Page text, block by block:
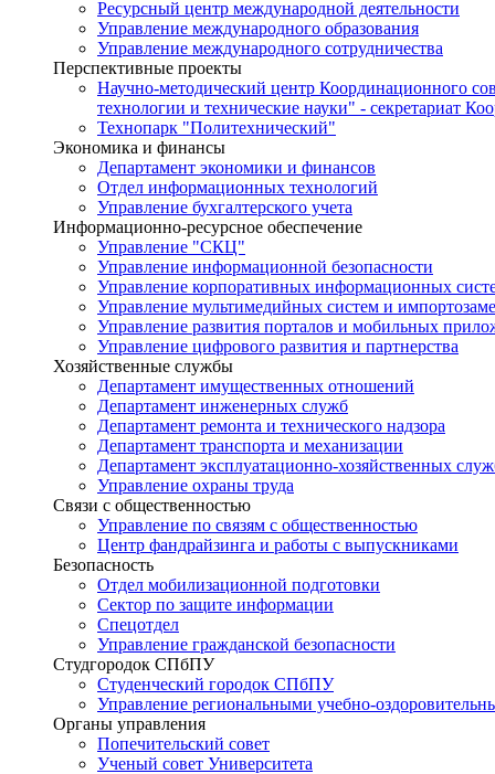
Ресурсный центр международной деятельности
Управление международного образования
Управление международного сотрудничества
Перспективные проекты
Научно-методический центр Координационного
технологии и технические науки" - секретариат
Технопарк "Политехнический"
Экономика и финансы
Департамент экономики и финансов
Отдел информационных технологий
Управление бухгалтерского учета
Информационно-ресурсное обеспечение
Управление "СКЦ"
Управление информационной безопасности
Управление корпоративных информационных
Управление мультимедийных систем и
Управление развития порталов и мобильных
Управление цифрового развития и партнерства
Хозяйственные службы
Департамент имущественных отношений
Департамент инженерных служб
Департамент ремонта и технического надзора
Департамент транспорта и механизации
Департамент эксплуатационно-хозяйственных
Управление охраны труда
Связи с общественностью
Управление по связям с общественностью
Центр фандрайзинга и работы с выпускниками
Безопасность
Отдел мобилизационной подготовки
Сектор по защите информации
Спецотдел
Управление гражданской безопасности
Студгородок СПбПУ
Студенческий городок СПбПУ
Управление региональными учебно-
Органы управления
Попечительский совет
Ученый совет Университета